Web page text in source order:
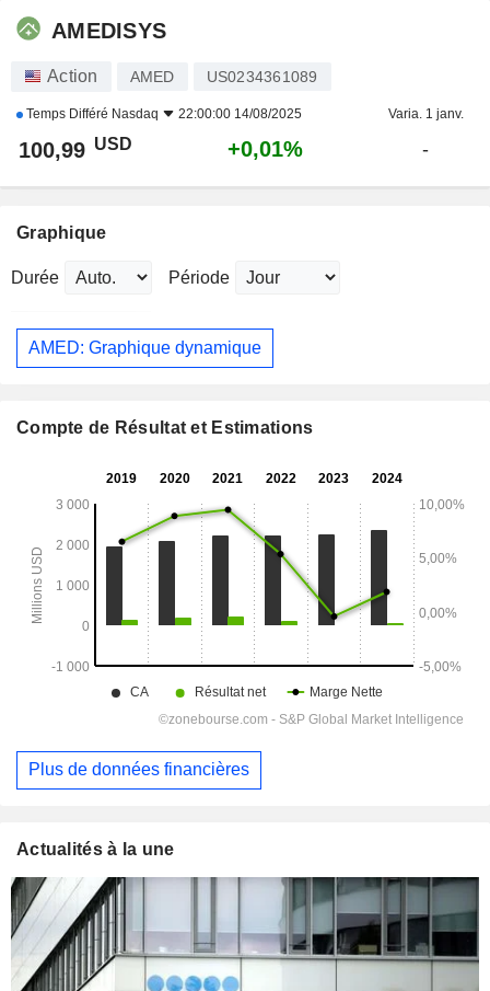
AMEDISYS
Action AMED US0234361089
Temps Différé Nasdaq 22:00:00 14/08/2025 Varia. 1 janv.
100,99 USD +0,01% -
Graphique
Durée Période
AMED: Graphique dynamique
Compte de Résultat et Estimations
Plus de données financières
Actualités à la une